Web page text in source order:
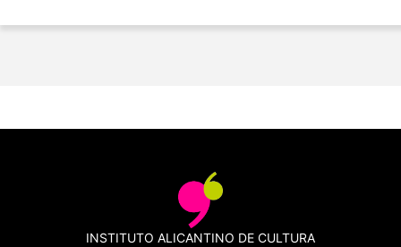
INSTITUTO ALICANTINO DE CULTURA